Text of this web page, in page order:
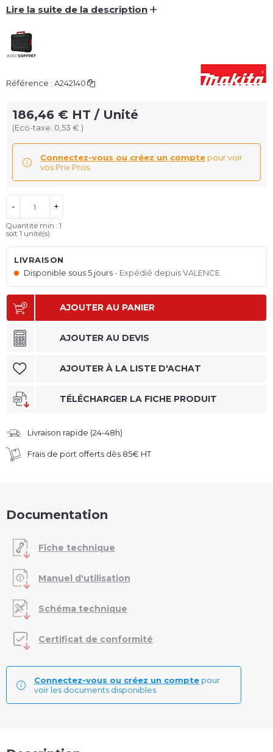
Lire la suite de la description +
Référence : A242140
186,46 € HT / Unité
(Eco-taxe: 0,53 € )
Connectez-vous ou créez un compte pour voir
vos Prix Pros.
- +
Quantité min : 1
soit 1 unité(s)
LIVRAISON
Disponible sous 5 jours
Expédié depuis VALENCE
AJOUTER AU PANIER
AJOUTER AU DEVIS
AJOUTER À LA LISTE D'ACHAT
TÉLÉCHARGER LA FICHE PRODUIT
Livraison rapide (24-48h)
Frais de port offerts dès 85€ HT
Documentation
Fiche technique
Manuel d'utilisation
Schéma technique
Certificat de conformité
Connectez-vous ou créez un compte pour
voir les documents disponibles.